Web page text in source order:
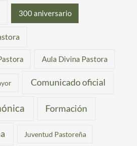
300 aniversario
Aula Divina Pastora
Comunicado oficial
Formación
Juventud Pastoreña